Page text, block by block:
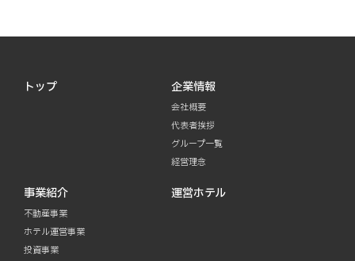
トップ 企業情報
会社概要
代表者挨拶
グループ一覧
経営理念
事業紹介
不動産事業
ホテル運営事業
投資事業
運営ホテル